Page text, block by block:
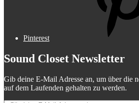
Pinterest
Sound Closet Newsletter
Gib deine E-Mail Adresse an, um über die
auf dem Laufenden gehalten zu werden.